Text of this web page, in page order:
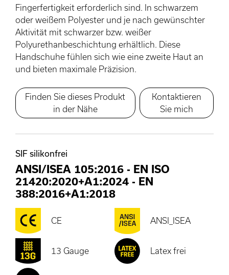
Fingerfertigkeit erforderlich sind. In schwarzem
oder weißem Polyester und je nach gewünschter
Aktivität mit schwarzer bzw. weißer
Polyurethanbeschichtung erhältlich. Diese
Handschuhe fühlen sich wie eine zweite Haut an
und bieten maximale Präzision.
Finden Sie dieses Produkt
in der Nähe
Kontaktieren
Sie mich
SIF silikonfrei
ANSI/ISEA 105:2016 - EN ISO
21420:2020+A1:2024 - EN
388:2016+A1:2018
CE ANSI_ISEA
13 Gauge Latex frei